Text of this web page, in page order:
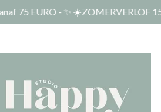
75 EURO - ✨ ☀️ZOMERVERLOF